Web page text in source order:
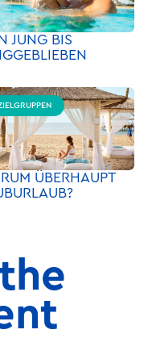
JUNG BIS
ÜBERHAUPT